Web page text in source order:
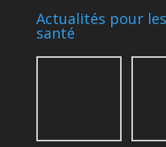
Actualités pour
santé